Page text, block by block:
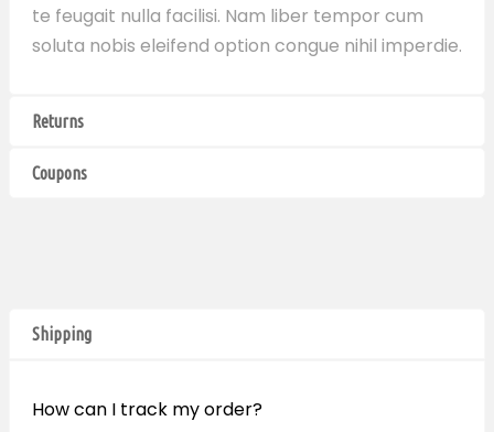
te feugait nulla facilisi. Nam liber tempor cum
soluta nobis eleifend option congue nihil imperdie.
Returns
Coupons
Shipping
How can I track my order?